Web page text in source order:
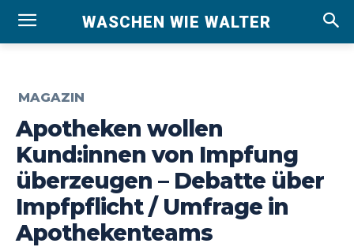
WASCHEN WIE WALTER
MAGAZIN
Apotheken wollen
Kund:innen von Impfung
überzeugen – Debatte über
Impfpflicht / Umfrage in
Apothekenteams